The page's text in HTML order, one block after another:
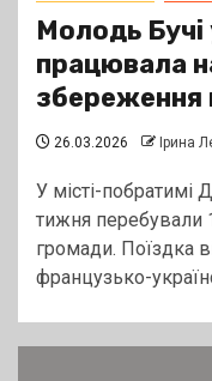
Молодь
працювала
збереження
26.03.2026 Ірина
У місті-побратимі
тижня перебували
громади. Поїздка
французько-